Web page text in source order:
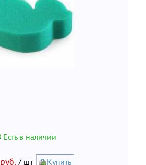
Есть в наличии
/ шт Купить